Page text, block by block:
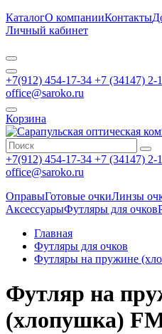
КаталогО компанииКонтакты
Личный кабинет
+7(912) 454-17-34 +7 (34147) 2-
office@saroko.ru
Корзина
+7(912) 454-17-34 +7 (34147) 2-
office@saroko.ru
ОправыГотовые очкиЛинзы
АксессуарыФутляры для очков
Главная
Футляры для очков
Футляры на пружине
Футляр на
(хлопушка)